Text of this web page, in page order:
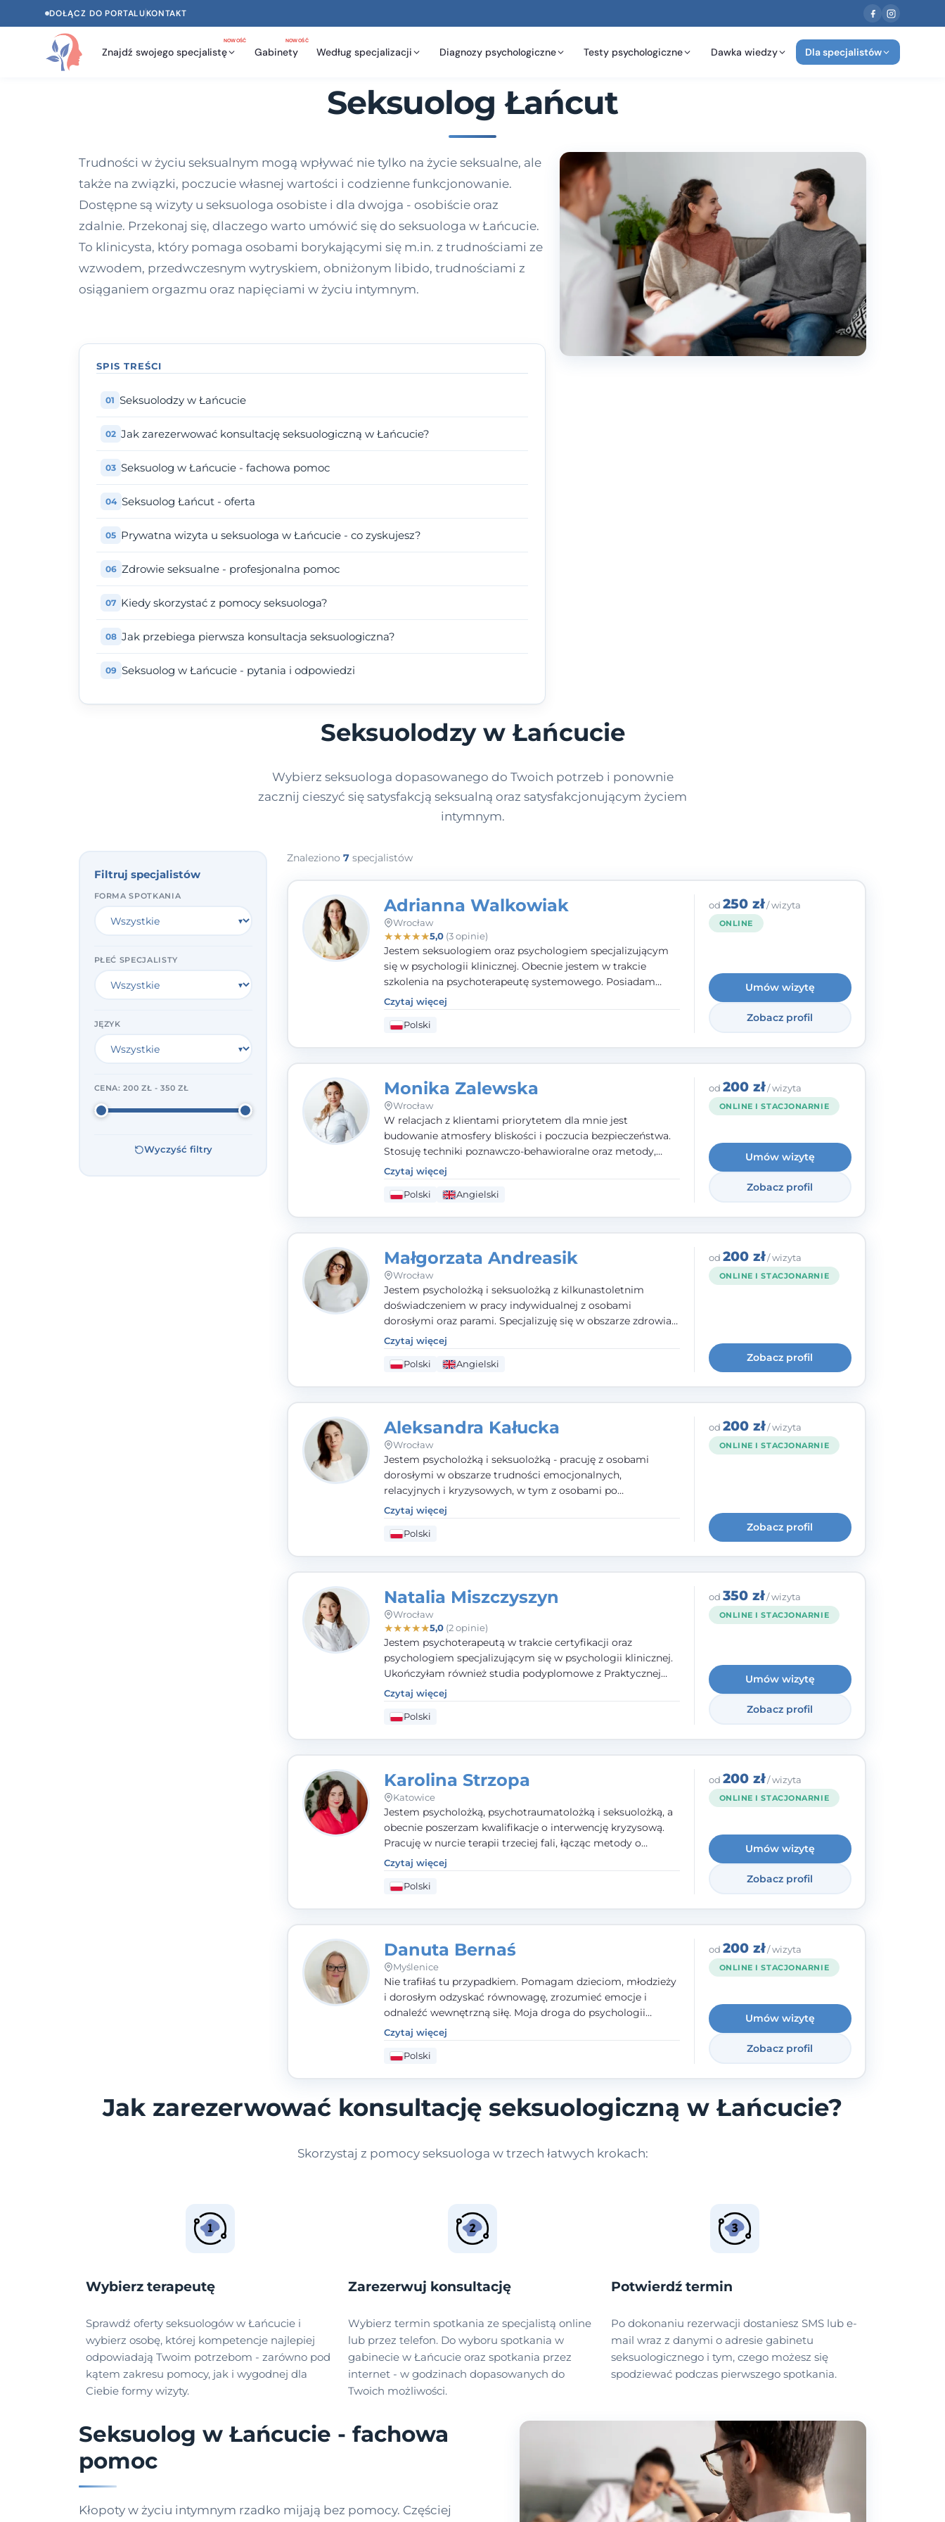
DOŁĄCZ DO PORTALUKONTAKT
Znajdź swojego specjalistę
NOWOŚĆ
Gabinety
NOWOŚĆ
Według specjalizacji Diagnozy psychologiczne Testy psychologiczne Dawka wiedzy Dla specjalistów
Seksuolog Łańcut
Trudności w życiu seksualnym mogą wpływać nie tylko na życie seksualne, ale
także na związki, poczucie własnej wartości i codzienne funkcjonowanie.
Dostępne są wizyty u seksuologa osobiste i dla dwojga - osobiście oraz
zdalnie. Przekonaj się, dlaczego warto umówić się do seksuologa w Łańcucie.
To klinicysta, który pomaga osobami borykającymi się m.in. z trudnościami ze
wzwodem, przedwczesnym wytryskiem, obniżonym libido, trudnościami z
osiąganiem orgazmu oraz napięciami w życiu intymnym.
SPIS TREŚCI
Seksuolodzy w Łańcucie
Jak zarezerwować konsultację seksuologiczną w Łańcucie?
Seksuolog w Łańcucie - fachowa pomoc
Seksuolog Łańcut - oferta
Prywatna wizyta u seksuologa w Łańcucie - co zyskujesz?
Zdrowie seksualne - profesjonalna pomoc
Kiedy skorzystać z pomocy seksuologa?
Jak przebiega pierwsza konsultacja seksuologiczna?
Seksuolog w Łańcucie - pytania i odpowiedzi
Seksuolodzy w Łańcucie
Wybierz seksuologa dopasowanego do Twoich potrzeb i ponownie
zacznij cieszyć się satysfakcją seksualną oraz satysfakcjonującym życiem
intymnym.
Filtruj specjalistów
FORMA SPOTKANIA
PŁEĆ SPECJALISTY
JĘZYK
CENA:200 ZŁ - 350 ZŁ
Wyczyść filtry
Znaleziono 7 specjalistów
Adrianna Walkowiak
Wrocław
★★★★★5,0(3 opinie)
Jestem seksuologiem oraz psychologiem specjalizującym
się w psychologii klinicznej. Obecnie jestem w trakcie
szkolenia na psychoterapeutę systemowego. Posiadam
status członka nadzwyczajnego Wielkopolskiego
TowarzystwaTerapii Systemowejoraz należę do Polskiego
Towarzystwa Psychiatrycznego. W mojej pracy na
zasobach.
Czytaj więcej
Polski
od 250 zł/ wizyta
ONLINE
Umów wizytę
Zobacz profil
Monika Zalewska
Wrocław
W relacjach z klientami priorytetem dla mnie jest
budowanie atmosfery bliskości i poczucia bezpieczeństwa.
Stosuję techniki poznawczo-behawioralne oraz metody,
które koncentrują się na rozwiązaniach (TSR). Te polegają na
osiąganiu zamierzonych celów (doprowadzeniu do
rozwiązania trudnych sytuacji) poprzez identyfikowanie i
Czytaj więcej
Polski Angielski
od 200 zł/ wizyta
ONLINE I STACJONARNIE
Umów wizytę
Zobacz profil
Małgorzata Andreasik
Wrocław
Jestem psycholożką i seksuolożką z kilkunastoletnim
doświadczeniem w pracy indywidualnej z osobami
dorosłymi oraz parami. Specjalizuję się w obszarze zdrowia
seksualnego, żałoby, kryzysów życiowych i wypalenia
zawodowego. Pracuję w języku polskim i angielskim, w
podejściu humanistycznym, opartym na partnerstwie i
Czytaj więcej
Polski Angielski
od 200 zł/ wizyta
ONLINE I STACJONARNIE
Zobacz profil
Aleksandra Kałucka
Wrocław
Jestem psycholożką i seksuolożką - pracuję z osobami
dorosłymi w obszarze trudności emocjonalnych,
relacyjnych i kryzysowych, w tym z osobami po
doświadczeniach przemocy. Ukończyłam psychologię
kliniczną oraz studia podyplomowe z interwencji kryzysowej
i seksuologii klinicznej na SWPS we Wrocławiu. W pracy
Czytaj więcej
Polski
od 200 zł/ wizyta
ONLINE I STACJONARNIE
Zobacz profil
Natalia Miszczyszyn
Wrocław
★★★★★5,0(2 opinie)
Jestem psychoterapeutą w trakcie certyfikacji oraz
psychologiem specjalizującym się w psychologii klinicznej.
Ukończyłam również studia podyplomowe z Praktycznej
Diagnozy Psychologicznej. Aktywnie uczestniczę w
działalności Polskiego Towarzystwa Psychiatrycznego oraz
Polskiego Towarzystwa Psychologicznego, a także jestem
Czytaj więcej
Polski
od 350 zł/ wizyta
ONLINE I STACJONARNIE
Umów wizytę
Zobacz profil
Karolina Strzopa
Katowice
Jestem psycholożką, psychotraumatolożką i seksuolożką, a
obecnie poszerzam kwalifikacje o interwencję kryzysową.
Pracuję w nurcie terapii trzeciej fali, łącząc metody o
potwierdzonej skuteczności. Towarzyszę młodzieży,
dorosłym i parom w radzeniu sobie z bolesnymi
doświadczeniami tak, by mogli żyć pełniej.
Czytaj więcej
Polski
od 200 zł/ wizyta
ONLINE I STACJONARNIE
Umów wizytę
Zobacz profil
Danuta Bernaś
Myślenice
Nie trafiłaś tu przypadkiem. Pomagam dzieciom, młodzieży
i dorosłym odzyskać równowagę, zrozumieć emocje i
odnaleźć wewnętrzną siłę. Moja droga do psychologii
zaczęła się od życia - pełnego wyzwań, które nauczyły mnie
uważności, empatii i pokory. Dziś łączę doświadczenie
nauczycielki, psychologa, psychoterapeuty i seksuologa
mogę obiecać, że będę po Twojej stronie.
Czytaj więcej
Polski
od 200 zł/ wizyta
ONLINE I STACJONARNIE
Umów wizytę
Zobacz profil
Jak zarezerwować konsultację seksuologiczną w Łańcucie?
Skorzystaj z pomocy seksuologa w trzech łatwych krokach:
Wybierz terapeutę
Sprawdź oferty seksuologów w Łańcucie i
wybierz osobę, której kompetencje najlepiej
odpowiadają Twoim potrzebom - zarówno pod
kątem zakresu pomocy, jak i wygodnej dla
Ciebie formy wizyty.
Zarezerwuj konsultację
Wybierz termin spotkania ze specjalistą online
lub przez telefon. Do wyboru spotkania w
gabinecie w Łańcucie oraz spotkania przez
internet - w godzinach dopasowanych do
Twoich możliwości.
Potwierdź termin
Po dokonaniu rezerwacji dostaniesz SMS lub e-
mail wraz z danymi o adresie gabinetu
seksuologicznego i tym, czego możesz się
spodziewać podczas pierwszego spotkania.
Seksuolog w Łańcucie - fachowa
pomoc
Kłopoty w życiu intymnym rzadko mijają bez pomocy. Częściej